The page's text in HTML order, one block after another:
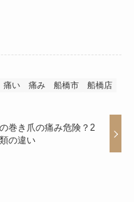
痛い 痛み 船橋市 船橋店
巻き爪の痛み危険？2
の違い